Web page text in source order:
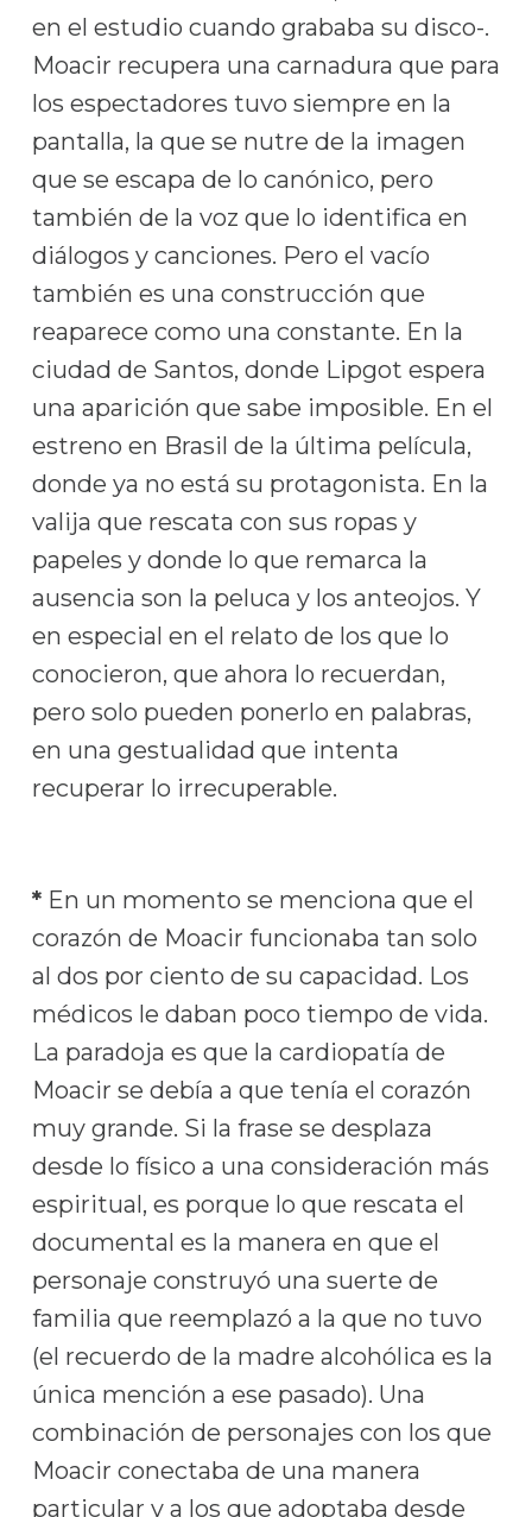
en el estudio cuando grababa su disco-.
Moacir recupera una carnadura que para
los espectadores tuvo siempre en la
pantalla, la que se nutre de la imagen
que se escapa de lo canónico, pero
también de la voz que lo identifica en
diálogos y canciones. Pero el vacío
también es una construcción que
reaparece como una constante. En la
ciudad de Santos, donde Lipgot espera
una aparición que sabe imposible. En el
estreno en Brasil de la última película,
donde ya no está su protagonista. En la
valija que rescata con sus ropas y
papeles y donde lo que remarca la
ausencia son la peluca y los anteojos. Y
en especial en el relato de los que lo
conocieron, que ahora lo recuerdan,
pero solo pueden ponerlo en palabras,
en una gestualidad que intenta
recuperar lo irrecuperable.
*En un momento se menciona que el
corazón de Moacir funcionaba tan solo
al dos por ciento de su capacidad. Los
médicos le daban poco tiempo de vida.
La paradoja es que la cardiopatía de
Moacir se debía a que tenía el corazón
muy grande. Si la frase se desplaza
desde lo físico a una consideración más
espiritual, es porque lo que rescata el
documental es la manera en que el
personaje construyó una suerte de
familia que reemplazó a la que no tuvo
(el recuerdo de la madre alcohólica es la
única mención a ese pasado). Una
combinación de personajes con los que
Moacir conectaba de una manera
particular y a los que adoptaba desde